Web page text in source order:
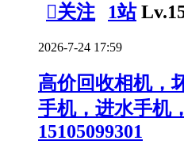
关注 1站
2026-7-24 17:59
高价回收相机，
手机，进水手机
15105099301